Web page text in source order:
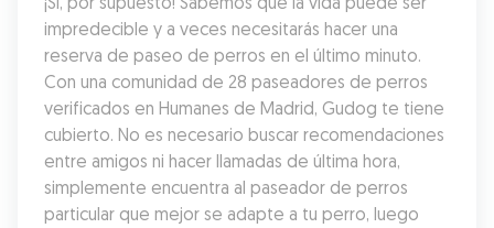
impredecible y a veces necesitarás hacer una
reserva de paseo de perros en el último minuto.
Con una comunidad de 28 paseadores de perros
verificados en Humanes de Madrid, Gudog te tiene
cubierto. No es necesario buscar recomendaciones
entre amigos ni hacer llamadas de última hora,
simplemente encuentra al paseador de perros
particular que mejor se adapte a tu perro, luego